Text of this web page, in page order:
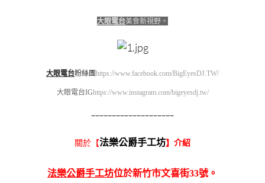
大眼電台美食新視野。
大眼電台粉絲團https://www.facebook.com/BigEyesDJ.TW/
大眼電台IGhttps://www.instagram.com/bigeyesdj.tw/
————————————————————
關於【法樂公爵手工坊】介紹
法樂公爵手工坊位於新竹市文喜街33號。